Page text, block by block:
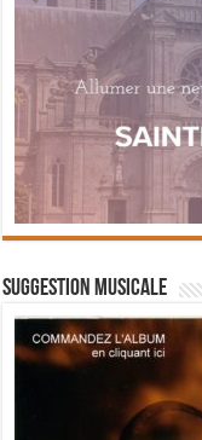
Suggestion musicale